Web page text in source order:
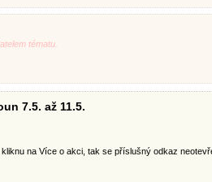
tématu.
7.5. až 11.5.
na Více o akci, tak se příslušný odkaz